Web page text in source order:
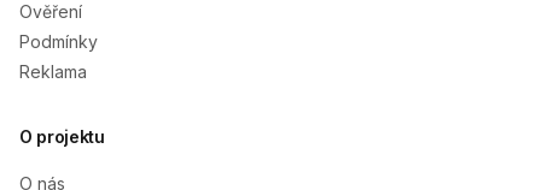
Ověření
Podmínky
Reklama
O projektu
O nás